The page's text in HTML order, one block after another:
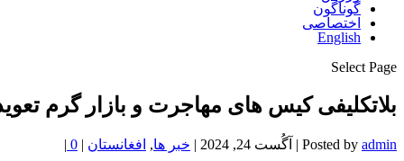
گوناگون
اختصاصی
English
Select Page
بلاتکلیفی کیس های مهاجرت و بازار گرم
Posted by admin
| آگُست 24, 2024 | خبر ها, افغانستان |
0
|